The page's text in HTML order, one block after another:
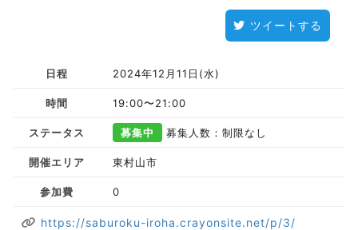
ツイートする
日程 2024年12月11日(水)
時間 19:00〜21:00
ステータス 募集中 募集人数：制限なし
開催エリア 東村山市
参加費 0
https://saburoku-iroha.crayonsite.net/p/3/